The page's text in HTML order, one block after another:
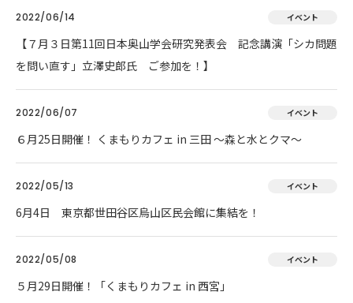
2022/06/14 イベント
【７月３日第11回日本奥山学会研究発表会 記念講演「シカ問題
を問い直す」立澤史郎氏 ご参加を！】
2022/06/07 イベント
６月25日開催！ くまもりカフェ in 三田 ～森と水とクマ～
2022/05/13 イベント
6月4日 東京都世田谷区烏山区民会館に集結を！
2022/05/08 イベント
５月29日開催！「くまもりカフェ in 西宮」